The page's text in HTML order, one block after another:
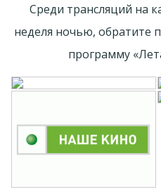
Среди трансляций на
неделя ночью, обратите
программу